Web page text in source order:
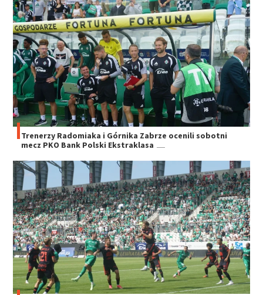
Trenerzy Radomiaka i Górnika Zabrze ocenili sobotni
mecz PKO Bank Polski Ekstraklasa